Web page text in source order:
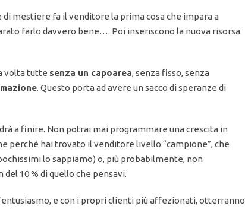
di mestiere fa il venditore la prima cosa che impara a
farlo davvero bene…. Poi inseriscono la nuova risorsa
volta tutte senza un capoarea, senza fisso, senza
. Questo porta ad avere un sacco di speranze di
a finire. Non potrai mai programmare una crescita in
perché hai trovato il venditore livello “campione”, che
lo sappiamo) o, più probabilmente, non
10 % di quello che pensavi.
e con i propri clienti più affezionati, otterranno